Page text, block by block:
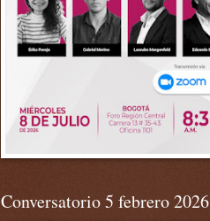
Conversatorio 5 febrero 2026